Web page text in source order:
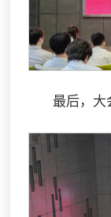
最后，大